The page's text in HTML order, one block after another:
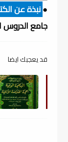
●نبذة عن
جامع
قد يعجبك ايضا